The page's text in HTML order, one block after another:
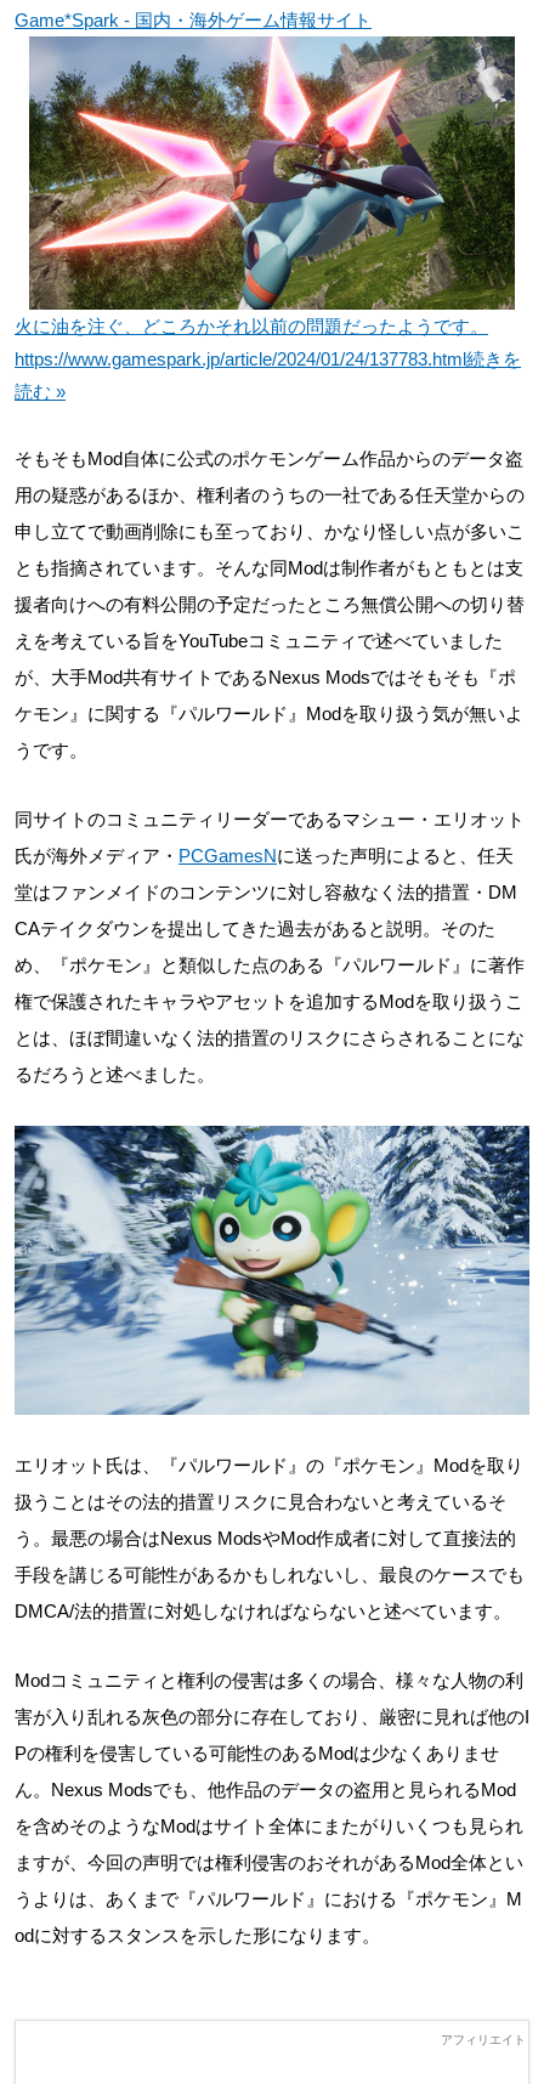
Game*Spark - 国内・海外ゲーム情報サイト
火に油を注ぐ、どころかそれ以前の問題だったようです。
https://www.gamespark.jp/article/2024/01/24/137783.html続きを
読む »
そもそもMod自体に公式のポケモンゲーム作品からのデータ盗
用の疑惑があるほか、権利者のうちの一社である任天堂からの
申し立てで動画削除にも至っており、かなり怪しい点が多いこ
とも指摘されています。そんな同Modは制作者がもともとは支
援者向けへの有料公開の予定だったところ無償公開への切り替
えを考えている旨をYouTubeコミュニティで述べていました
が、大手Mod共有サイトであるNexus Modsではそもそも『ポ
ケモン』に関する『パルワールド』Modを取り扱う気が無いよ
うです。
同サイトのコミュニティリーダーであるマシュー・エリオット
氏が海外メディア・ PCGamesNに送った声明によると、任天
堂はファンメイドのコンテンツに対し容赦なく法的措置・DM
CAテイクダウンを提出してきた過去があると説明。そのた
め、『ポケモン』と類似した点のある『パルワールド』に著作
権で保護されたキャラやアセットを追加するModを取り扱うこ
とは、ほぼ間違いなく法的措置のリスクにさらされることにな
るだろうと述べました。
エリオット氏は、『パルワールド』の『ポケモン』Modを取り
扱うことはその法的措置リスクに見合わないと考えているそ
う。最悪の場合はNexus ModsやMod作成者に対して直接法的
手段を講じる可能性があるかもしれないし、最良のケースでも
DMCA/法的措置に対処しなければならないと述べています。
Modコミュニティと権利の侵害は多くの場合、様々な人物の利
害が入り乱れる灰色の部分に存在しており、厳密に見れば他のI
Pの権利を侵害している可能性のあるModは少なくありませ
ん。Nexus Modsでも、他作品のデータの盗用と見られるMod
を含めそのようなModはサイト全体にまたがりいくつも見られ
ますが、今回の声明では権利侵害のおそれがあるMod全体とい
うよりは、あくまで『パルワールド』における『ポケモン』M
odに対するスタンスを示した形になります。